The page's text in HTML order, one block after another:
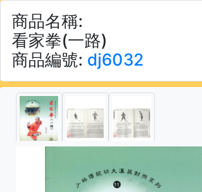
商品名稱:
看家拳(一路)
商品編號: dj6032